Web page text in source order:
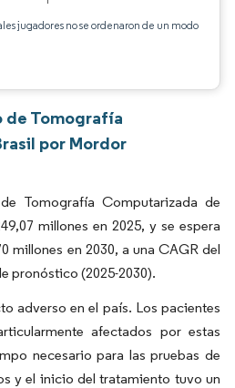
jugadores no se ordenaron de un modo
de Tomografía
por Mordor
Tomografía Computarizada de
millones en 2025, y se espera
millones en 2030, a una CAGR del
pronóstico (2025-2030).
adverso en el país. Los pacientes
afectados por estas
necesario para las pruebas de
y el inicio del tratamiento tuvo un